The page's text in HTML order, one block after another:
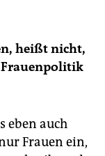
heißt nicht,
Frauenpolitik
eben auch
Frauen ein,